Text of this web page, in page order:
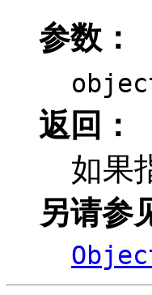
参数：
返回：
如果
另请参